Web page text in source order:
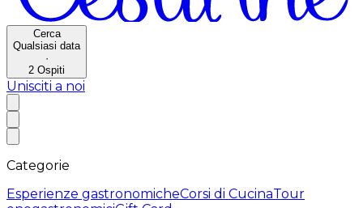
Cerca
Qualsiasi data
·
2 Ospiti
Unisciti a noi
Categorie
Esperienze gastronomicheCorsi di CucinaTour